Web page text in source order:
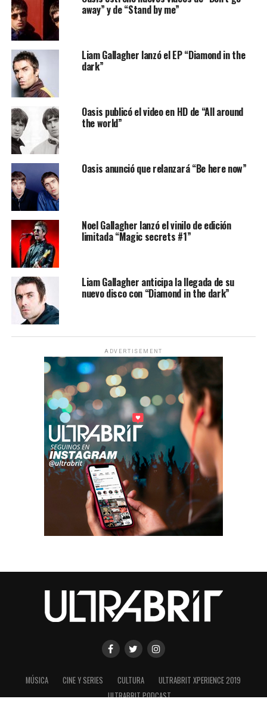
away” y de “Stand by me”
Liam Gallagher lanzó el EP “Diamond in the
dark”
Oasis publicó el video en HD de “All around
the world”
Oasis anunció que relanzará “Be here now”
Noel Gallagher lanzó el vinilo de edición
limitada “Magic secrets #1”
Liam Gallagher anticipa la llegada de su
nuevo disco con “Diamond in the dark”
ADVERTISEMENT
MÚSICA CINE Y SERIES CULTURA
ULTRABRIT XPERIENCE 2019
ULTRABRIT PODCAST